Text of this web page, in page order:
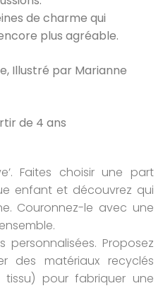
de charme qui
plus agréable.
Illustré par Marianne
de 4 ans
Faites choisir une part
enfant et découvrez qui
Couronnez-le avec une
personnalisées. Proposez
des matériaux recyclés
pour fabriquer une